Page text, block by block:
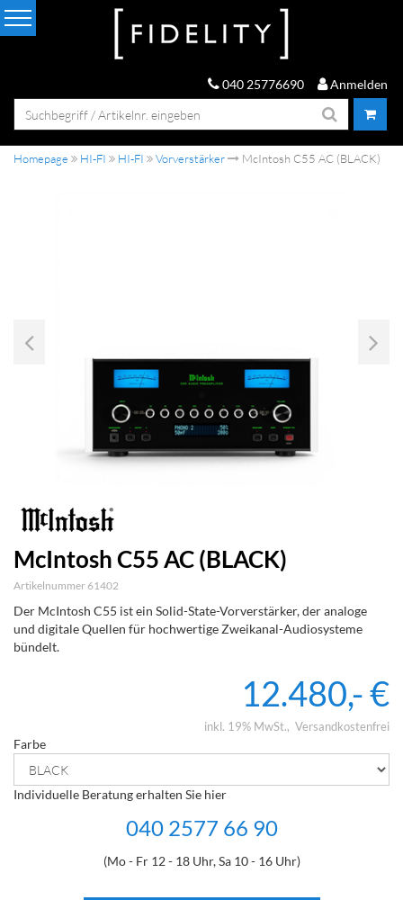
040 25776690 Anmelden
Homepage HI-FI HI-FI Vorverstärker McIntosh C55 AC (BLACK)
McIntosh C55 AC (BLACK)
Artikelnummer 61402
Der McIntosh C55 ist ein Solid-State-Vorverstärker, der analoge
und digitale Quellen für hochwertige Zweikanal-Audiosysteme
bündelt.
12.480,- €
inkl. 19% MwSt. Versandkostenfrei
Farbe
Individuelle Beratung erhalten Sie hier
040 2577 66 90
(Mo - Fr 12 - 18 Uhr, Sa 10 - 16 Uhr)